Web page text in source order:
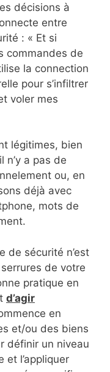
décisions à
entre
: « Et si
commandes de
la connection
pour s’infiltrer
voler mes
légitimes, bien
n’y a pas de
ou, en
déjà avec
mots de
de sécurité n’est
de votre
pratique en
d’agir
en
et/ou des biens
définir un niveau
l’appliquer